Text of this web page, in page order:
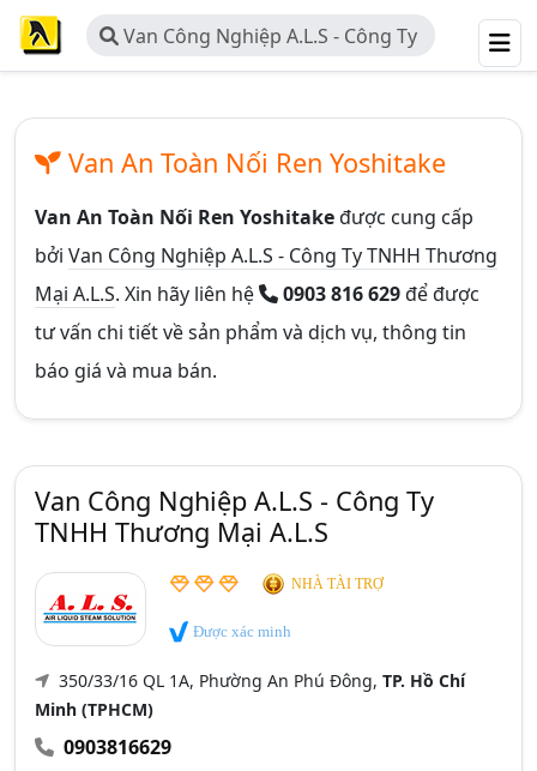
Van Công Nghiệp A.L.S - Công Ty
TNHH Thương Mại A.L.S
Van An Toàn Nối Ren Yoshitake
Van An Toàn Nối Ren Yoshitakeđược cung cấp
bởi Van Công Nghiệp A.L.S - Công Ty TNHH Thương
Mại A.L.S. Xin hãy liên hệ 0903 816 629để được
tư vấn chi tiết về sản phẩm và dịch vụ, thông tin
báo giá và mua bán.
Van Công Nghiệp A.L.S - Công Ty
TNHH Thương Mại A.L.S
NHÀ TÀI TRỢ
Được xác minh
350/33/16 QL 1A, Phường An Phú Đông, TP. Hồ Chí
Minh (TPHCM)
0903816629